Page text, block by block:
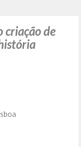
criação de